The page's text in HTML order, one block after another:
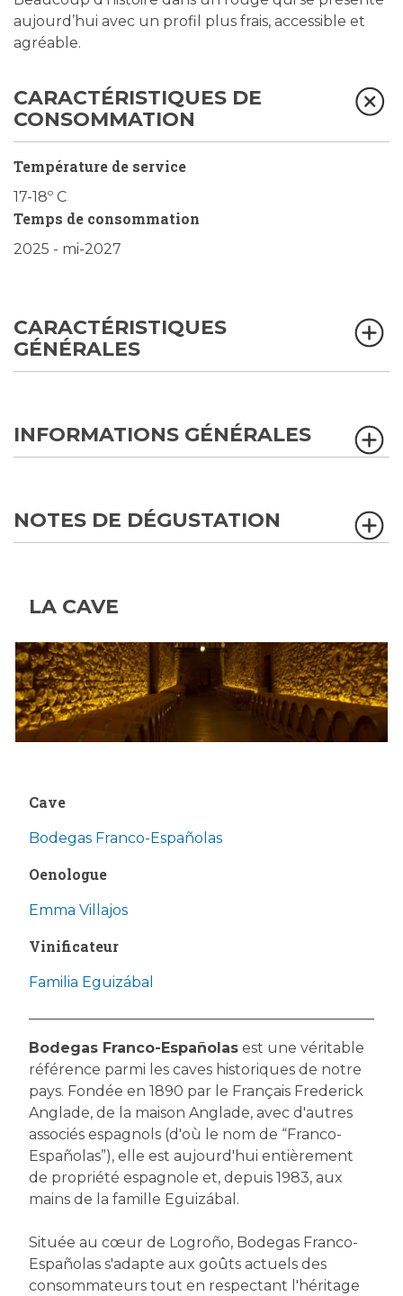
aujourd’hui avec un profil plus frais, accessible et
agréable.
CARACTÉRISTIQUES DE
CONSOMMATION
Température de service
17-18º C
Temps de consommation
2025 - mi-2027
CARACTÉRISTIQUES
GÉNÉRALES
INFORMATIONS GÉNÉRALES
NOTES DE DÉGUSTATION
LA CAVE
Cave
Bodegas Franco-Españolas
Oenologue
Emma Villajos
Vinificateur
Familia Eguizábal
Bodegas Franco-Españolas est une véritable
référence parmi les caves historiques de notre
pays. Fondée en 1890 par le Français Frederick
Anglade, de la maison Anglade, avec d'autres
associés espagnols (d'où le nom de “Franco-
Españolas”), elle est aujourd'hui entièrement
de propriété espagnole et, depuis 1983, aux
mains de la famille Eguizábal.
Située au cœur de Logroño, Bodegas Franco-
Españolas s'adapte aux goûts actuels des
consommateurs tout en respectant l'héritage